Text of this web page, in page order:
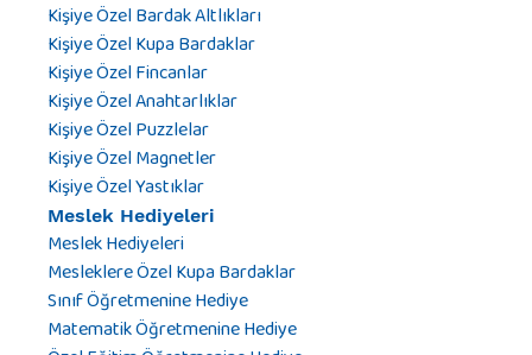
Kişiye Özel Bardak Altlıkları
Kişiye Özel Kupa Bardaklar
Kişiye Özel Fincanlar
Kişiye Özel Anahtarlıklar
Kişiye Özel Puzzlelar
Kişiye Özel Magnetler
Kişiye Özel Yastıklar
Meslek Hediyeleri
Meslek Hediyeleri
Mesleklere Özel Kupa Bardaklar
Sınıf Öğretmenine Hediye
Matematik Öğretmenine Hediye